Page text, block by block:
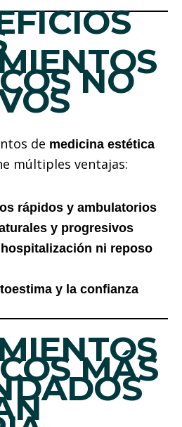
NO
de medicina estética
múltiples ventajas:
rápidos y ambulatorios
y progresivos
ni reposo
y la confianza
MÁS